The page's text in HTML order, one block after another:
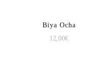
Biya Ocha
12,00€